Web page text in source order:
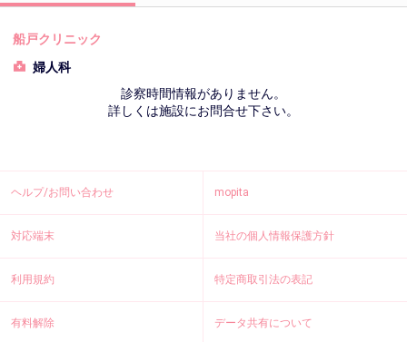
船戸クリニック
婦人科
診察時間情報がありません。
詳しくは施設にお問合せ下さい。
ヘルプ/お問い合わせ mopita
対応端末 当社の個人情報保護方針
利用規約 特定商取引法の表記
有料解除 データ共有について